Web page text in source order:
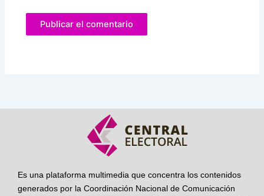
Es una plataforma multimedia que concentra los contenidos
generados por la Coordinación Nacional de Comunicación